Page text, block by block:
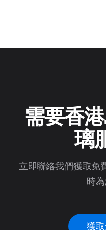
需要香
璃
立即聯絡我們獲取免
時為
獲